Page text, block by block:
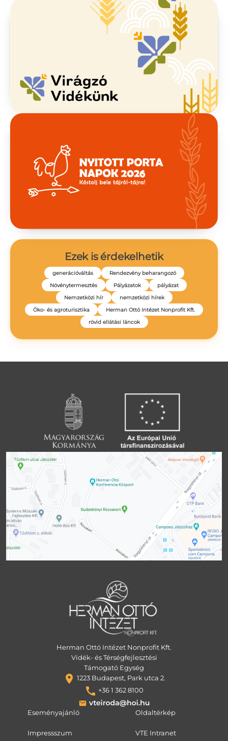
Ezek is érdekelhetik
generációváltás
Rendezvény beharangozó
Növénytermesztés
Pályázatok
pályázat
Nemzetközi hír
nemzetközi hírek
Öko- és agroturisztika
Herman Ottó Intézet Nonprofit Kft.
rövid ellátási láncok
Herman Ottó Intézet Nonprofit Kft.
Vidék- és Térségfejlesztési
Támogató Egység
1223 Budapest, Park utca 2.
+36 1 362 8100
Eseményajánló
Impressszum
Oldaltérkép
VTE Intranet